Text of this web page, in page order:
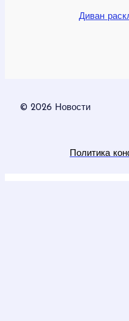
Диван
© 2026 Новости
Политика